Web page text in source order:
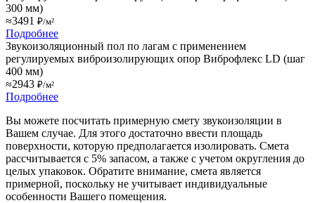
300 мм)
≈3491 ₽/м²
Подробнее
Звукоизоляционный пол по лагам с применением
регулируемых виброизолирующих опор Виброфлекс LD (шаг
400 мм)
≈2943 ₽/м²
Подробнее
Вы можете посчитать примерную смету звукоизоляции в
Вашем случае. Для этого достаточно ввести площадь
поверхности, которую предполагается изолировать. Смета
рассчитывается с 5% запасом, а также с учетом округления до
целых упаковок. Обратите внимание, смета является
примерной, поскольку не учитывает индивидуальные
особенности Вашего помещения.